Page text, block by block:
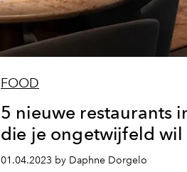
FOOD
5 nieuwe restaurants
die je ongetwijfeld wil
01.04.2023 by Daphne Dorgelo